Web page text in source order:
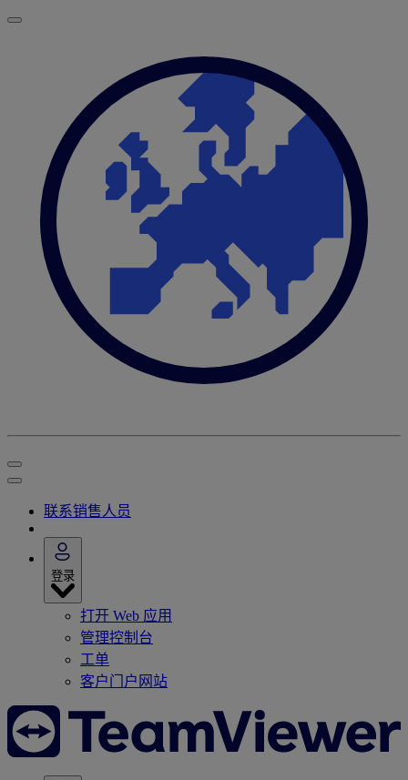
联系销售人员
登录
打开 Web 应用
管理控制台
工单
客户门户网站